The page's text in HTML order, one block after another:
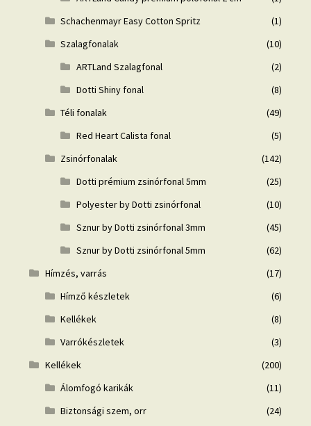
Schachenmayr Easy Cotton Spritz
(1)
Szalagfonalak
(10)
ARTLand Szalagfonal
(2)
Dotti Shiny fonal
(8)
Téli fonalak
(49)
Red Heart Calista fonal
(5)
Zsinórfonalak
(142)
Dotti prémium zsinórfonal 5mm
(25)
Polyester by Dotti zsinórfonal
(10)
Sznur by Dotti zsinórfonal 3mm
(45)
Sznur by Dotti zsinórfonal 5mm
(62)
Hímzés, varrás
(17)
Hímző készletek
(6)
Kellékek
(8)
Varrókészletek
(3)
Kellékek
(200)
Álomfogó karikák
(11)
Biztonsági szem, orr
(24)